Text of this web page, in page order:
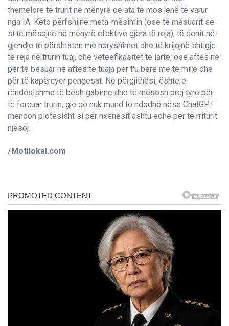
themelore të trurit në mënyrë që ata të mos jenë të varur
nga IA. Këto përfshijnë meta-mësimin (ose të mësuarit se
si të mësojnë në mënyrë efektive gjëra të reja), të qenit në
gjendje të përshtaten me ndryshimet dhe të krijojnë shtigje
të reja në trurin tuaj, dhe vetëefikasitet të lartë, ose aftësinë
për të besuar në aftësitë tuaja për t'u bërë më të mirë dhe
për të kapërcyer pengesat. Në përgjithësi, është e
rëndësishme të bësh gabime dhe të mësosh prej tyre për
të forcuar trurin, gjë që nuk mund të ndodhë nëse ChatGPT
mendon plotësisht si për nxënësit ashtu edhe për të rriturit
njësoj.
/Motilokal.com